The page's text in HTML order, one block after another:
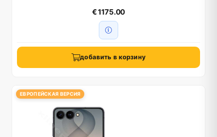
€ 1175.00
добавить в корзину
ЕВРОПЕЙСКАЯ ВЕРСИЯ